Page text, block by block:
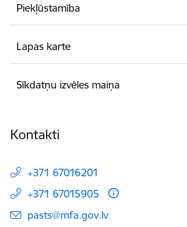
Piekļūstamība
Lapas karte
Sīkdatņu izvēles maiņa
Kontakti
+371 67016201
+371 67015905
E-pasts:
pasts@mfa.gov.lv